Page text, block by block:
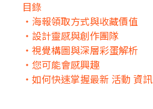
目錄
・海報領取方式與收藏價值
・設計靈感與創作團隊
・視覺構圖與深層彩蛋解析
・您可能會感興趣
・如何快速掌握最新 活動 資訊